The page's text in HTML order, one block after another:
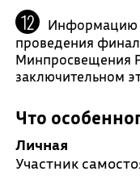
Информацию
проведения
Минпросвещения
заключительном
Что
Личная
Участник